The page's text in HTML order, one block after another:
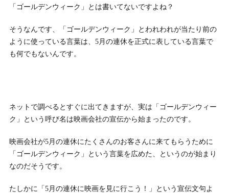
「ゴールデンウィーク」とは書いてないですよね？
そうなんです、「ゴールデンウィーク」とわれわれが当たり前の
ように使っている言葉は、5月の連休を正式に表している言葉で
も何でもないんです。
ネットで調べるとすぐに出てきますが、実は「ゴールデンウィー
ク」という呼び名は映画会社の宣伝から始まったのです。
映画会社が5月の連休にたくさんのお客さんに来てもらうために
「ゴールデンウィーク」という言葉を広めた、というのが始まり
なのだそうです。
たしかに「5月の連休に映画を見に行こう！」という宣伝文句よ